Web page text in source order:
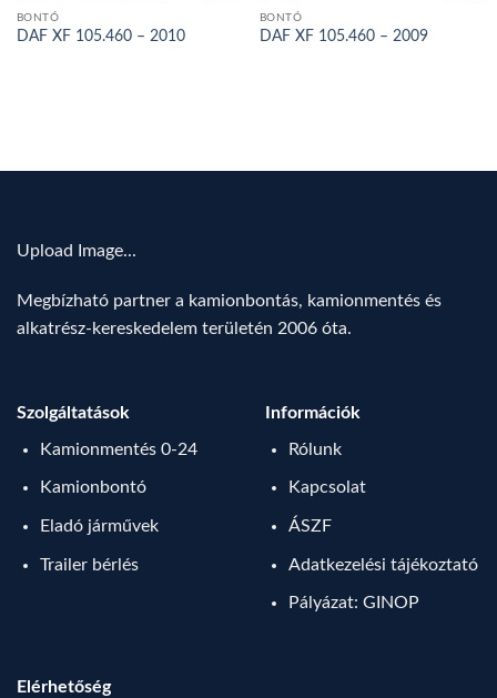
BONTÓ
DAF XF 105.460 – 2010
BONTÓ
DAF XF 105.460 – 2009
Upload Image...
Megbízható partner a kamionbontás, kamionmentés és
alkatrész-kereskedelem területén 2006 óta.
Szolgáltatások
Kamionmentés 0-24
Kamionbontó
Eladó járművek
Trailer bérlés
Információk
Rólunk
Kapcsolat
ÁSZF
Adatkezelési tájékoztató
Pályázat: GINOP
Elérhetőség